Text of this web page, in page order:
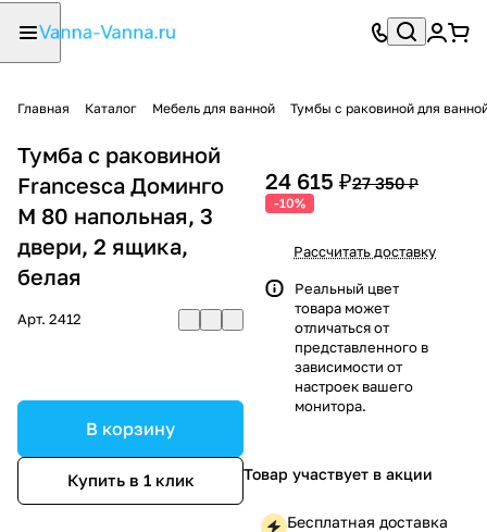
Главная Каталог Мебель для ванной Тумбы с раковиной для
Тумба с раковиной
Francesca Доминго
М 80 напольная, 3
двери, 2 ящика,
белая
Арт. 2412
В корзину
Купить в 1 клик
24 615 ₽27 350 ₽
-10%
Рассчитать доставку
Реальный цвет
товара может
отличаться от
представленного в
зависимости от
настроек вашего
монитора.
Товар участвует в акции
Бесплатная доставка